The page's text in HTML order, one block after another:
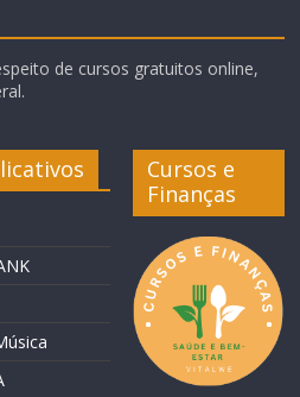
de cursos gratuitos online,
Cursos e
Finanças